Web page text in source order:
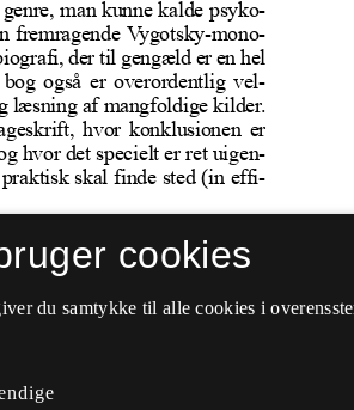
cookies
du samtykke til alle cookies i